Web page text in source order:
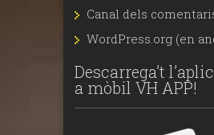
Canal dels
WordPress.org (en
Descarrega’t
a mòbil VH APP!